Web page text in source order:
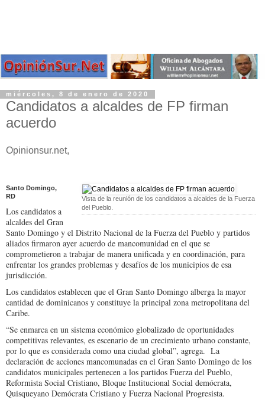
miércoles, 8 de enero de 2020
Candidatos a alcaldes de FP firman
acuerdo
Opinionsur.net,
Vista de la reunión de los candidatos a alcaldes de la Fuerza
del Pueblo.
Santo Domingo,
RD
Los candidatos a
alcaldes del Gran
Santo Domingo y el Distrito Nacional de la Fuerza del Pueblo y partidos
aliados firmaron ayer acuerdo de mancomunidad en el que se
comprometieron a trabajar de manera unificada y en coordinación, para
enfrentar los grandes problemas y desafíos de los municipios de esa
jurisdicción.
Los candidatos establecen que el Gran Santo Domingo alberga la mayor
cantidad de dominicanos y constituye la principal zona metropolitana del
Caribe.
“Se enmarca en un sistema económico globalizado de oportunidades
competitivas relevantes, es escenario de un crecimiento urbano constante,
por lo que es considerada como una ciudad global”, agrega. La
declaración de acciones mancomunadas en el Gran Santo Domingo de los
candidatos municipales pertenecen a los partidos Fuerza del Pueblo,
Reformista Social Cristiano, Bloque Institucional Social demócrata,
Quisqueyano Demócrata Cristiano y Fuerza Nacional Progresista.